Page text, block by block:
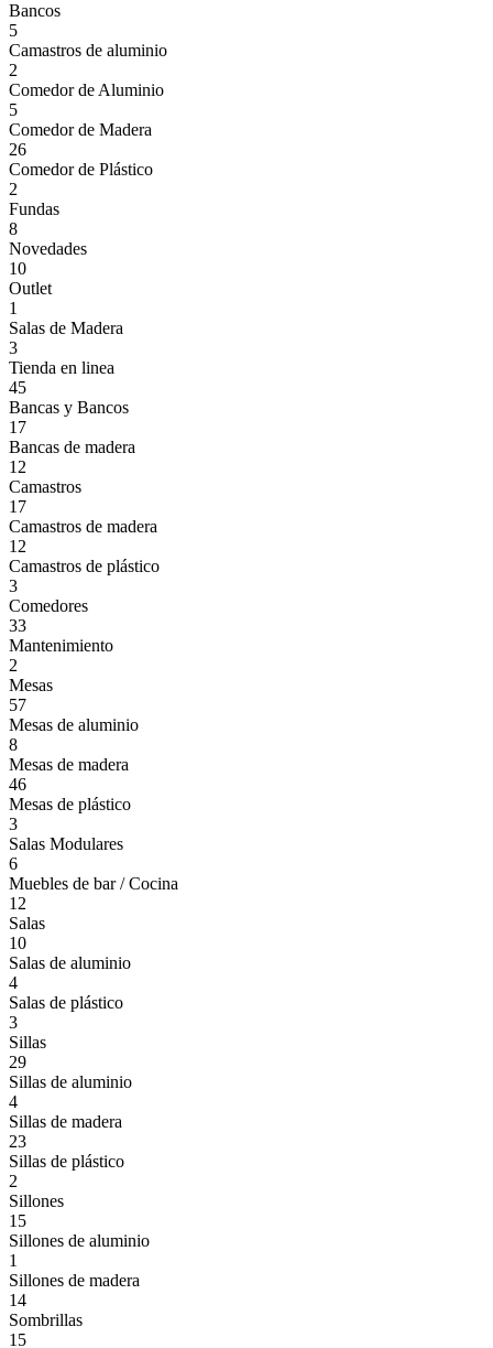
Bancos
5
Camastros de aluminio
2
Comedor de Aluminio
5
Comedor de Madera
26
Comedor de Plástico
2
Fundas
8
Novedades
10
Outlet
1
Salas de Madera
3
Tienda en linea
45
Bancas y Bancos
17
Bancas de madera
12
Camastros
17
Camastros de madera
12
Camastros de plástico
3
Comedores
33
Mantenimiento
2
Mesas
57
Mesas de aluminio
8
Mesas de madera
46
Mesas de plástico
3
Salas Modulares
6
Muebles de bar / Cocina
12
Salas
10
Salas de aluminio
4
Salas de plástico
3
Sillas
29
Sillas de aluminio
4
Sillas de madera
23
Sillas de plástico
2
Sillones
15
Sillones de aluminio
1
Sillones de madera
14
Sombrillas
15